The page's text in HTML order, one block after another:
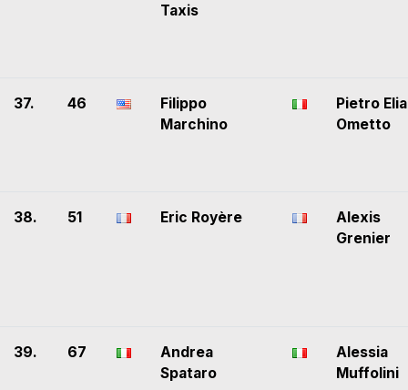
Taxis
37. 46
Filippo
Marchino
Pietro Elia
Ometto
38. 51 Eric Royère
Alexis
Grenier
39. 67
Andrea
Spataro
Alessia
Muffolini